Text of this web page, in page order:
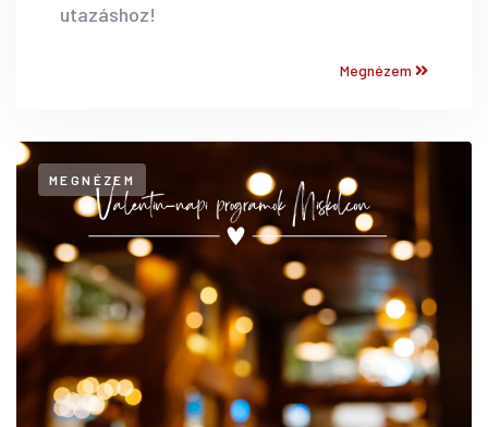
utazáshoz!
Megnézem
MEGNÉZEM